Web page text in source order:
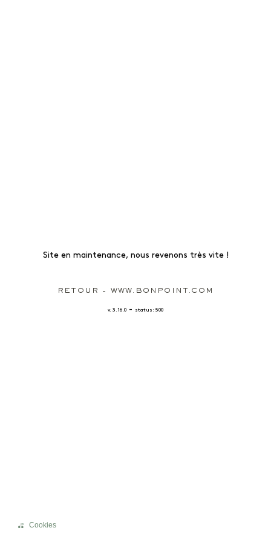
Site en maintenance, nous revenons très vite !
RETOUR - WWW.BONPOINT.COM
v. 3.16.0 - status: 500